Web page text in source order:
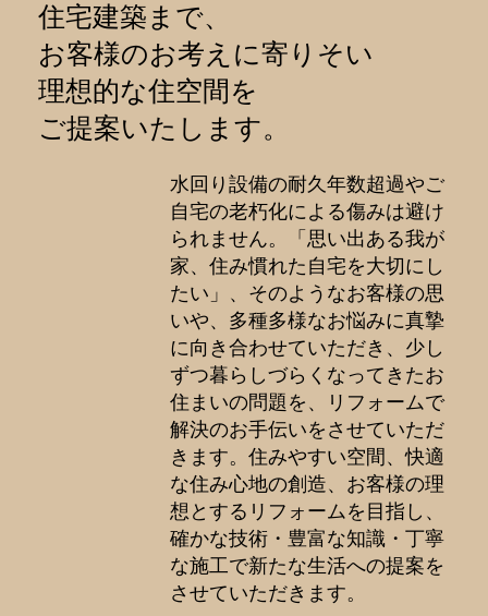
住宅建築まで、
お客様のお考えに寄りそい
理想的な住空間を
ご提案いたします。
水回り設備の耐久年数超過やご
自宅の老朽化による傷みは避け
られません。「思い出ある我が
家、住み慣れた自宅を大切にし
たい」、そのようなお客様の思
いや、多種多様なお悩みに真摯
に向き合わせていただき、少し
ずつ暮らしづらくなってきたお
住まいの問題を、リフォームで
解決のお手伝いをさせていただ
きます。住みやすい空間、快適
な住み心地の創造、お客様の理
想とするリフォームを目指し、
確かな技術・豊富な知識・丁寧
な施工で新たな生活への提案を
させていただきます。